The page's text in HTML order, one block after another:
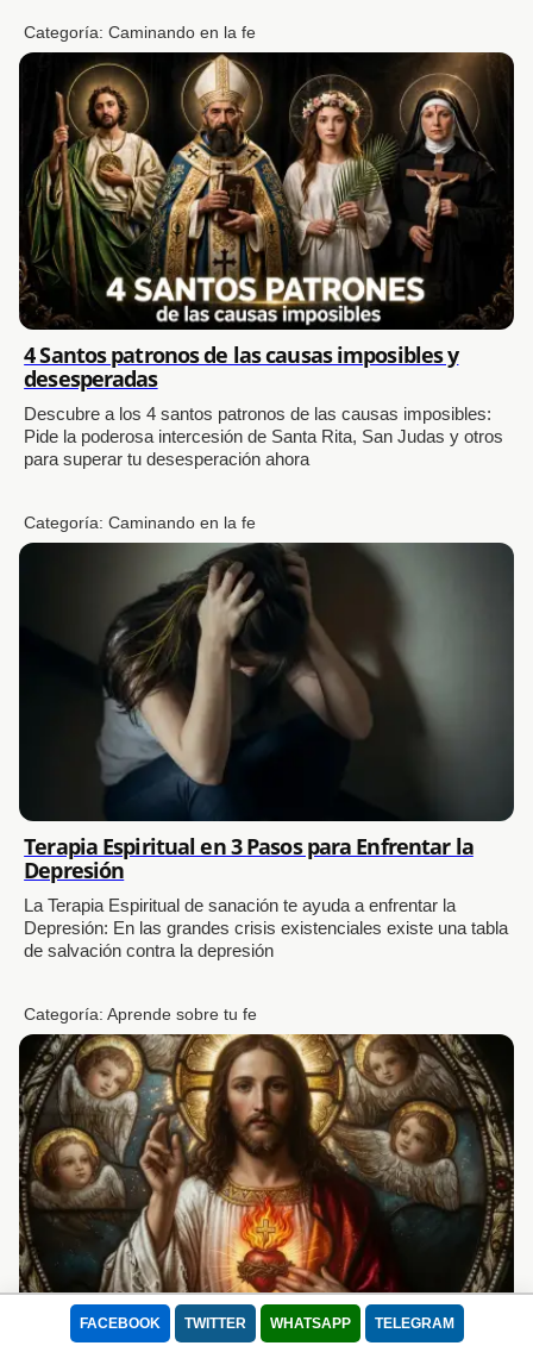
FACEBOOK TWITTER WHATSAPP TELEGRAM
Categoría:Caminando en la fe
4 Santos patronos de las causas imposibles y
desesperadas
Descubre a los 4 santos patronos de las causas imposibles:
Pide la poderosa intercesión de Santa Rita, San Judas y otros
para superar tu desesperación ahora
Categoría:Caminando en la fe
Terapia Espiritual en 3 Pasos para Enfrentar la
Depresión
La Terapia Espiritual de sanación te ayuda a enfrentar la
Depresión: En las grandes crisis existenciales existe una tabla
de salvación contra la depresión
Categoría:Aprende sobre tu fe
Las 12 promesas del Sagrado Corazón de Jesús